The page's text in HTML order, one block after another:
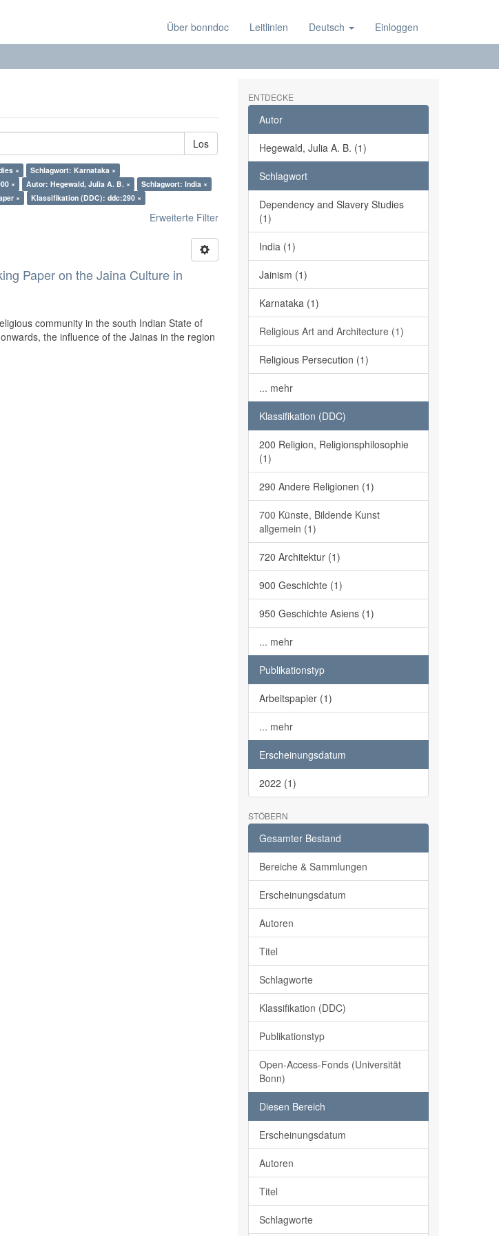
Über bonndoc Leitlinien Deutsch Einloggen
Los
×
Schlagwort: Karnataka ×
× Autor: Hegewald, Julia A. B. ×
Schlagwort: India ×
× Klassifikation (DDC): ddc:290 ×
Erweiterte Filter
Paper on the Jaina Culture in
community in the south Indian State of
the influence of the Jainas in the region
ENTDECKE
Autor
Hegewald, Julia A. B. (1)
Schlagwort
Dependency and Slavery Studies
(1)
India (1)
Jainism (1)
Karnataka (1)
Religious Art and Architecture (1)
Religious Persecution (1)
... mehr
Klassifikation (DDC)
200 Religion, Religionsphilosophie
(1)
290 Andere Religionen (1)
700 Künste, Bildende Kunst
allgemein (1)
720 Architektur (1)
900 Geschichte (1)
950 Geschichte Asiens (1)
... mehr
Publikationstyp
Arbeitspapier (1)
... mehr
Erscheinungsdatum
2022 (1)
STÖBERN
Gesamter Bestand
Bereiche & Sammlungen
Erscheinungsdatum
Autoren
Titel
Schlagworte
Klassifikation (DDC)
Publikationstyp
Open-Access-Fonds (Universität
Bonn)
Diesen Bereich
Erscheinungsdatum
Autoren
Titel
Schlagworte